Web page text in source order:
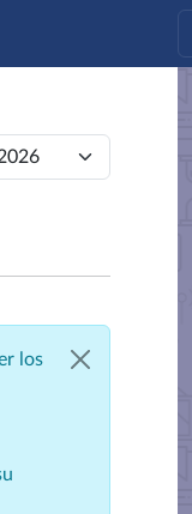
los